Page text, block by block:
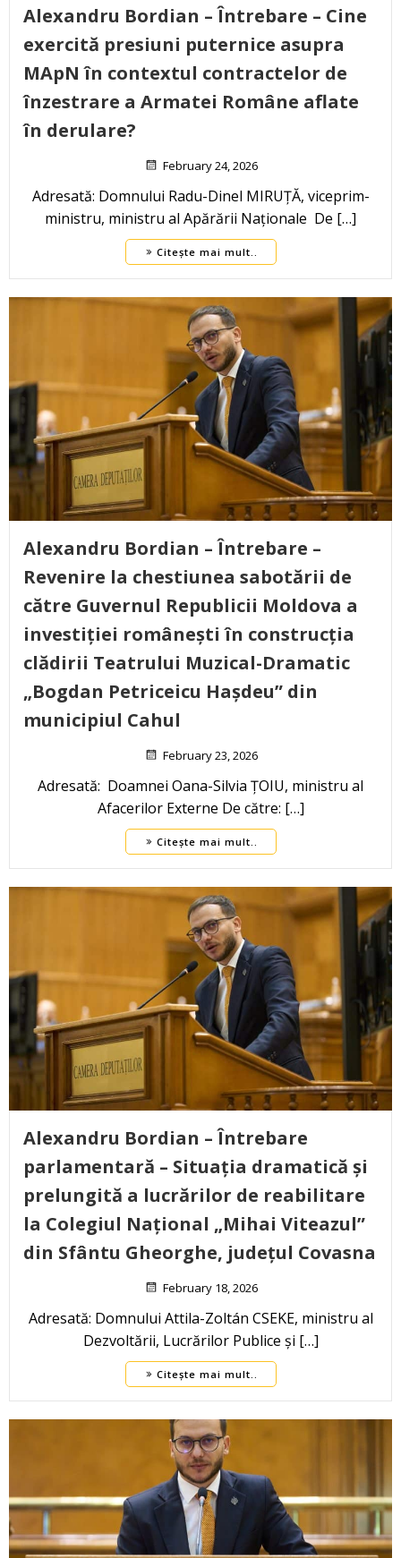
Alexandru Bordian – Întrebare – Cine
exercită presiuni puternice asupra
MApN în contextul contractelor de
înzestrare a Armatei Române aflate
în derulare?
February 24, 2026
Adresată: Domnului Radu-Dinel MIRUȚĂ, viceprim-
ministru, ministru al Apărării Naționale De […]
Citește mai mult..
Alexandru Bordian – Întrebare –
Revenire la chestiunea sabotării de
către Guvernul Republicii Moldova a
investiției românești în construcția
clădirii Teatrului Muzical-Dramatic
„Bogdan Petriceicu Hașdeu” din
municipiul Cahul
February 23, 2026
Adresată: Doamnei Oana-Silvia ȚOIU, ministru al
Afacerilor Externe De către: […]
Citește mai mult..
Alexandru Bordian – Întrebare
parlamentară – Situația dramatică și
prelungită a lucrărilor de reabilitare
la Colegiul Național „Mihai Viteazul”
din Sfântu Gheorghe, județul Covasna
February 18, 2026
Adresată: Domnului Attila-Zoltán CSEKE, ministru al
Dezvoltării, Lucrărilor Publice și […]
Citește mai mult..